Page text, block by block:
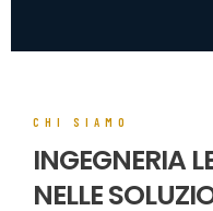
CHI SIAMO
INGEGNERIA
NELLE